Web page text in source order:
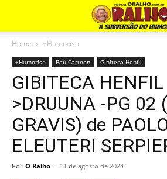
Home +Humoriso
+Humoriso Baú Cartoon Gibiteca Henfil
GIBITECA HENFIL
>DRUUNA -PG 02
GRAVIS) de
ELEUTERI
Por O Ralho - 11 de agosto de 2024